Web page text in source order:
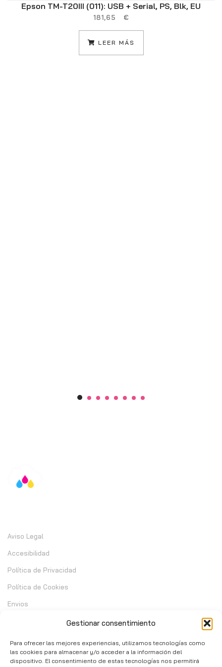
Gestionar consentimiento
Para ofrecer las mejores experiencias, utilizamos tecnologías como
las cookies para almacenar y/o acceder a la información del
dispositivo. El consentimiento de estas tecnologías nos permitirá
Epson TM-T20III (011): USB + Serial, PS, Blk, EU
181,65 €
LEER MÁS
Aviso Legal
Accesibilidad
Política de Privacidad
Política de Cookies
Envios